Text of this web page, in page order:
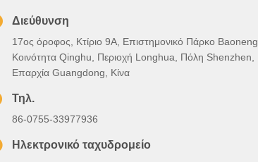
Διεύθυνση
17ος όροφος, Κτίριο 9Α, Επιστημονικό Πάρκο Baoneng,
Κοινότητα Qinghu, Περιοχή Longhua, Πόλη Shenzhen,
Επαρχία Guangdong, Κίνα
Τηλ.
86-0755-33977936
Ηλεκτρονικό ταχυδρομείο